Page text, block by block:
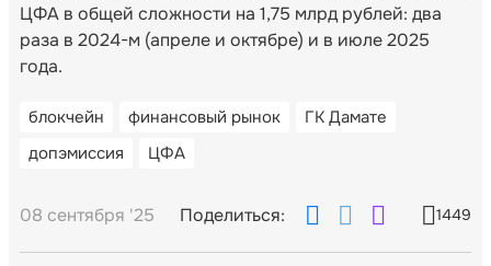
ЦФА в общей сложности на 1,75 млрд рублей: два
раза в 2024-м (апреле и октябре) и в июле 2025
года.
блокчейн финансовый рынок
ГК Дамате
допэмиссия
ЦФА
08 сентября '25 Поделиться: 1449